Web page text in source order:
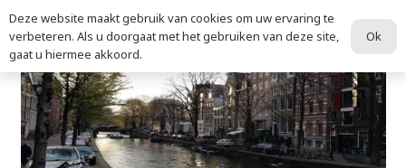
Deze website maakt gebruik van cookies om uw ervaring te
verbeteren. Als u doorgaat met het gebruiken van deze site,
gaat u hiermee akkoord.
Ok